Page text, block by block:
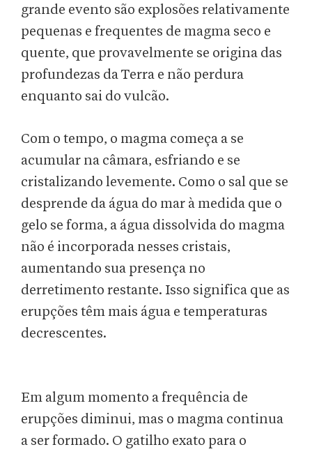
grande evento são explosões relativamente
pequenas e frequentes de magma seco e
quente, que provavelmente se origina das
profundezas da Terra e não perdura
enquanto sai do vulcão.
Com o tempo, o magma começa a se
acumular na câmara, esfriando e se
cristalizando levemente. Como o sal que se
desprende da água do mar à medida que o
gelo se forma, a água dissolvida do magma
não é incorporada nesses cristais,
aumentando sua presença no
derretimento restante. Isso significa que as
erupções têm mais água e temperaturas
decrescentes.
Em algum momento a frequência de
erupções diminui, mas o magma continua
a ser formado. O gatilho exato para o